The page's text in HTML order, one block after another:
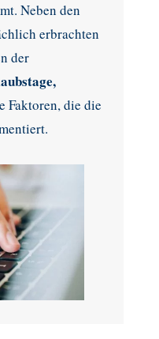
Neben den
erbrachten
der
Faktoren, die die